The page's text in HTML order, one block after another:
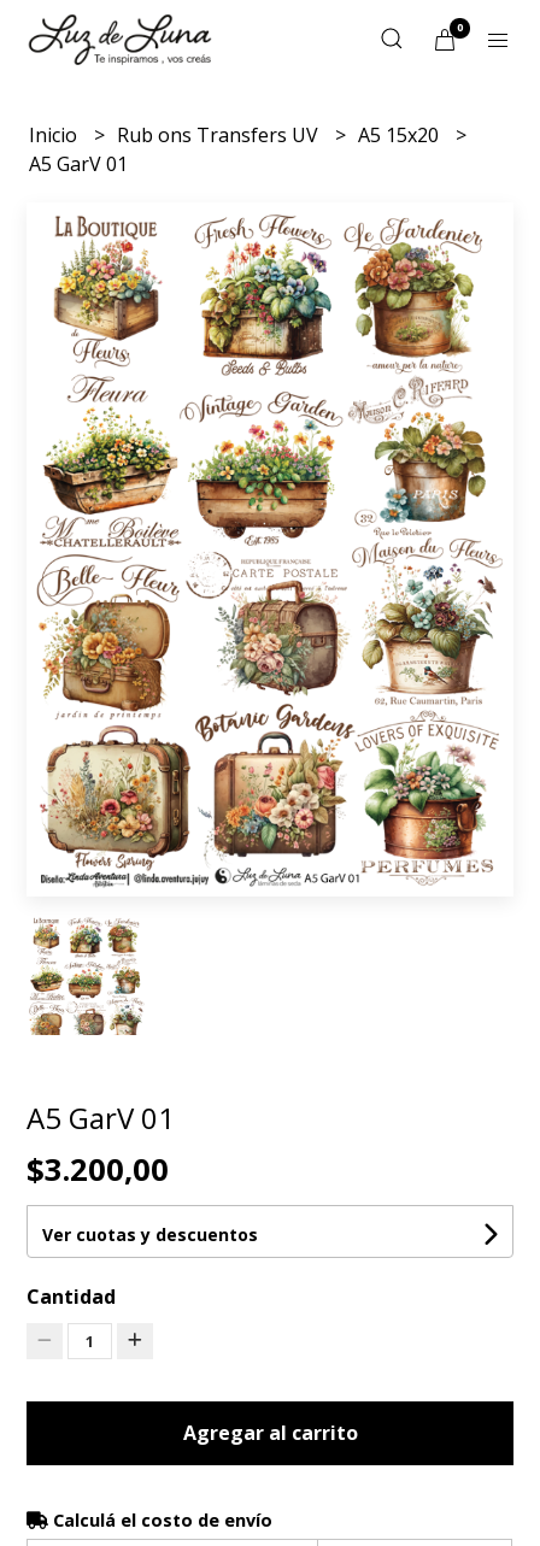
0
Inicio Rub ons Transfers UV
A5 15x20
A5 GarV 01
A5 GarV 01
$3.200,00
Ver cuotas y descuentos
Cantidad
1
Agregar al carrito
Calculá el costo de envío